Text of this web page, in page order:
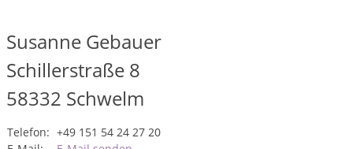
Susanne Gebauer
Schillerstraße 8
58332 Schwelm
Telefon: +49 151 54 24 27 20